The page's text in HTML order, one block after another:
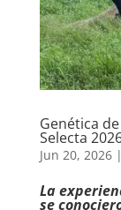
Genética
Selecta
Jun 20, 2026|
La
se